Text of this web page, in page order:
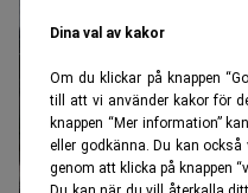
Dina val av kakor
Om du klickar på knappen
till att vi använder kakor för
knappen “Mer information”
eller godkänna. Du kan
genom att klicka på knappen